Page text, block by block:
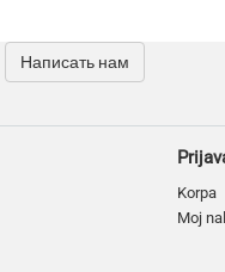
Написать нам
Korpa
Moj